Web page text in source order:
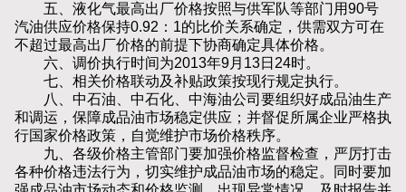
五、液化气最高出厂价格按照与供军队等部门用90号
汽油供应价格保持0.92：1的比价关系确定，供需双方可在
不超过最高出厂价格的前提下协商确定具体价格。
六、调价执行时间为2013年9月13日24时。
七、相关价格联动及补贴政策按现行规定执行。
八、中石油、中石化、中海油公司要组织好成品油生产
和调运，保障成品油市场稳定供应；并督促所属企业严格执
行国家价格政策，自觉维护市场价格秩序。
九、各级价格主管部门要加强价格监督检查，严厉打击
各种价格违法行为，切实维护成品油市场的稳定。同时要加